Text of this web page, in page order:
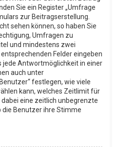
Sie ein Register „Umfrage
zur Beitragserstellung.
sehen können, so haben Sie
Umfragen zu
und mindestens zwei
Felder eingeben
jede Antwortmöglichkeit in einer
auch unter
festlegen, wie viele
kann, welches Zeitlimit für
eine zeitlich unbegrenzte
die Benutzer ihre Stimme